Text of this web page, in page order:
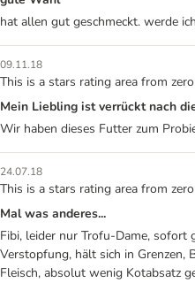
hat allen gut geschmeckt. werde
09.11.18
This is a stars rating area from
Mein Liebling ist verrückt nach
Wir haben dieses Futter zum
24.07.18
This is a stars rating area from
Mal was anderes...
Fibi, leider nur Trofu-Dame, sofort
Verstopfung, hält sich in Grenzen,
Fleisch, absolut wenig Kotabsatz